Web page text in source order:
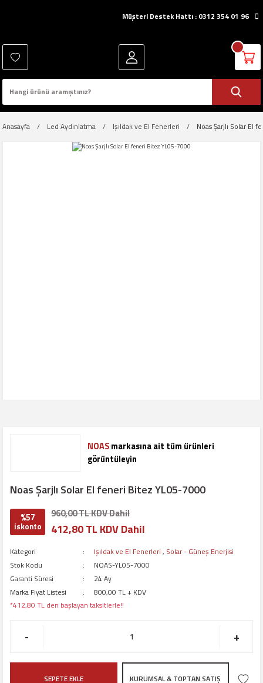
Müşteri Destek Hattı : 0312 354 01 96
Anasayfa Led Aydınlatma Işıldak ve El Fenerleri Noas Şarjlı Solar El
NOASmarkasına ait tüm ürünleri
görüntüleyin
Noas Şarjlı Solar El feneri Bitez YL05-7000
%57
iskonto
960,00 TL KDV Dahil
412,80 TL KDV Dahil
Kategori Işıldak ve El Fenerleri , Solar - Güneş Enerjisi
Stok Kodu
NOAS-YL05-7000
Garanti Süresi
24 Ay
Marka Fiyat Listesi
800,00 TL + KDV
*412,80 TL den başlayan taksitlerle!!
- +
SEPETE EKLE KURUMSAL & TOPTAN SATIŞ